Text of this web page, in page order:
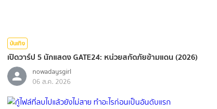
บันเทิง
เปิดวาร์ป 5 นักแสดง GATE24: หน่วยสกัดภัยข้ามแดน (2026)
nowadaysgirl
06 ส.ค. 2026